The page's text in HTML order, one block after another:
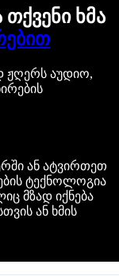
ხმა
ჟღერს აუდიო,
ან ატვირთეთ
ტექნოლოგია
მზად იქნება
ან ხმის